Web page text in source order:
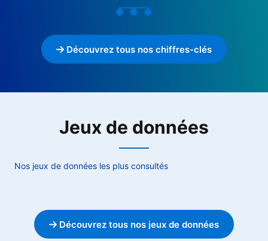
Découvrez tous nos chiffres-clés
Jeux de données
Nos jeux de données les plus consultés
Découvrez tous nos jeux de données